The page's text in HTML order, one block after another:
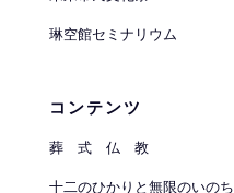
琳空館セミナリウム
コンテンツ
葬 式 仏 教
十二のひかりと無限のいのち